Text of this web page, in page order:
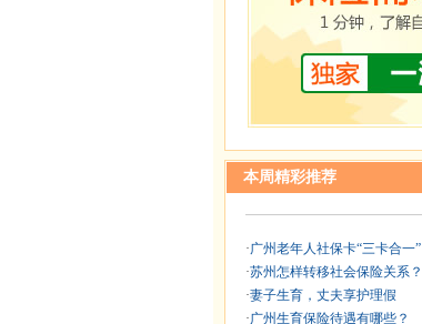
本周精彩推荐
·广州老年人社保卡“三卡合一”
·苏州怎样转移社会保险关系？
·妻子生育，丈夫享护理假
·广州生育保险待遇有哪些？